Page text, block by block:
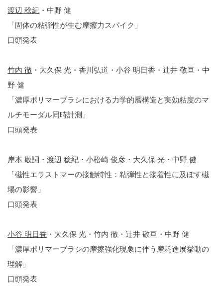
渡辺 稔紀 ・中野 健
「固体の粘弾性が生む摩擦力スパイク」
口頭発表
竹内 徹 ・大久保 光・香川弘道・小谷 明日香・辻井 敬亘・中
野 健
「濃厚ポリマーブラシにおける力学的層構造と実効粘度のマ
ルチモーダル同時計測」
口頭発表
岸本 敬詞 ・渡辺 稔紀・小松崎 俊彦・大久保 光・中野 健
「磁性エラストマーの接触特性：粘弾性と接着性に及ぼす磁
場の影響」
口頭発表
小谷 明日香 ・大久保 光・竹内 徹・辻井 敬亘・中野 健
「濃厚ポリマーブラシの摩擦強化現象に伴う摩耗進展挙動の
理解」
口頭発表